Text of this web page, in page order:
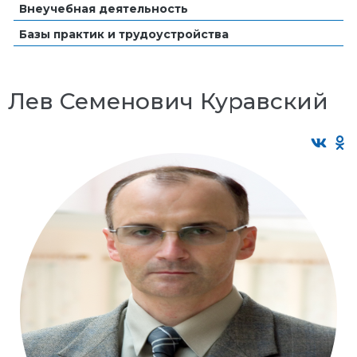
Внеучебная деятельность
Базы практик и трудоустройства
Лев Семенович Куравский